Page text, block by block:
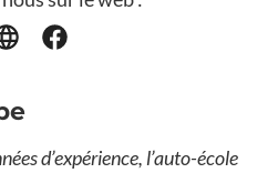
d’expérience, l’auto-école